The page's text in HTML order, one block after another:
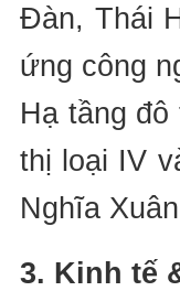
Đàn, Thái
ứng công
Hạ tầng
thị loại IV
Nghĩa
3. Kinh tế